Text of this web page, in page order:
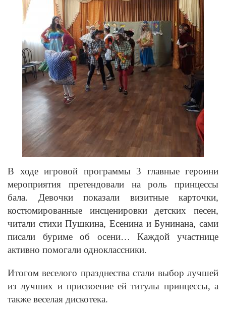
В ходе игровой программы 3 главные героини
мероприятия претендовали на роль принцессы
бала. Девочки показали визитные карточки,
костюмированные инсценировки детских песен,
читали стихи Пушкина, Есенина и Бунинана, сами
писали буриме об осени… Каждой участнице
активно помогали одноклассники.
Итогом веселого празднества стали выбор лучшей
из лучших и присвоение ей титулы принцессы, а
также веселая дискотека.